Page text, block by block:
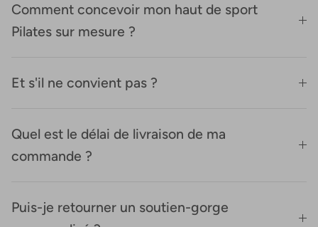
Comment concevoir mon haut de sport
Pilates sur mesure ?
Et s'il ne convient pas ?
Quel est le délai de livraison de ma
commande ?
Puis-je retourner un soutien-gorge